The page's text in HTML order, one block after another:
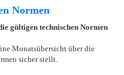
Normen
gültigen technischen Normen
Monatsübersicht über die
sicher stellt.